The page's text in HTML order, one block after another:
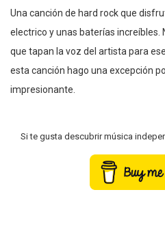
Una canción de hard rock que
electrico y unas baterías increíbles.
que tapan la voz del artista para
esta canción hago una excepción
impresionante.
Si te gusta descubrir música